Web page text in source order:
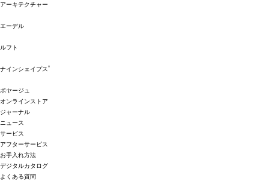
アーキテクチャー
エーデル
ルフト
ナインシェイプス®
ボヤージュ
オンラインストア
ジャーナル
ニュース
サービス
アフターサービス
お手入れ方法
デジタルカタログ
よくある質問